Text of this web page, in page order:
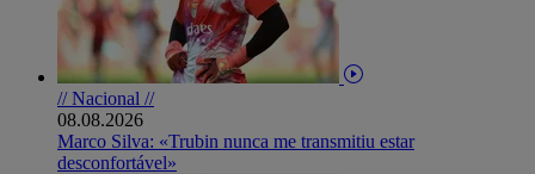
// Nacional //
08.08.2026
Marco Silva: «Trubin nunca me transmitiu estar
desconfortável»